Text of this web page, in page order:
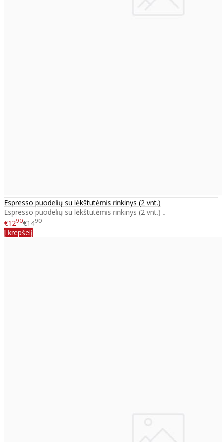
Espresso puodelių su lėkštutėmis rinkinys (2 vnt.)
Espresso puodelių su lėkštutėmis rinkinys (2 vnt.) ..
€1290€1490
Į krepšelį